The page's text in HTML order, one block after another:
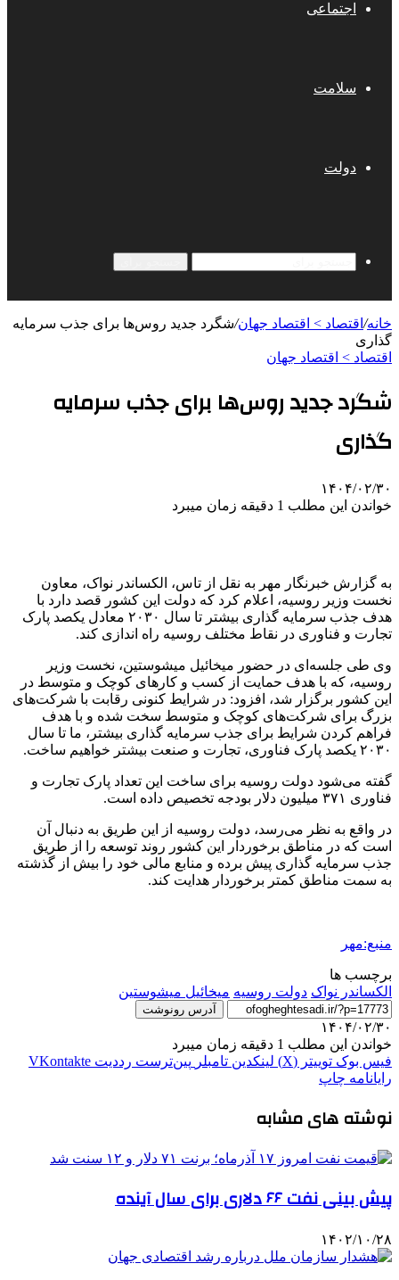
اجتماعی
سلامت
دولت
خانه/ اقتصاد > اقتصاد جهان/شگرد جدید روس‌ها برای جذب سرمایه
گذاری
اقتصاد > اقتصاد جهان
شگرد جدید روس‌ها برای جذب سرمایه
گذاری
۱۴۰۴/۰۲/۳۰
خواندن این مطلب 1 دقیقه زمان میبرد
به گزارش خبرنگار مهر به نقل از تاس، الکساندر نواک، معاون
نخست وزیر روسیه، اعلام کرد که دولت این کشور قصد دارد با
هدف جذب سرمایه گذاری بیشتر تا سال ۲۰۳۰ معادل یکصد پارک
تجارت و فناوری در نقاط مختلف روسیه راه اندازی کند.
وی طی جلسه‌ای در حضور میخائیل میشوستین، نخست وزیر
روسیه، که با هدف حمایت از کسب و کارهای کوچک و متوسط در
این کشور برگزار شد، افزود: در شرایط کنونی رقابت با شرکت‌های
بزرگ برای شرکت‌های کوچک و متوسط سخت شده و با هدف
فراهم کردن شرایط برای جذب سرمایه گذاری بیشتر، ما تا سال
۲۰۳۰ یکصد پارک فناوری، تجارت و صنعت بیشتر خواهیم ساخت.
گفته می‌شود دولت روسیه برای ساخت این تعداد پارک تجارت و
فناوری ۳۷۱ میلیون دلار بودجه تخصیص داده است.
در واقع به نظر می‌رسد، دولت روسیه از این طریق به دنبال آن
است که در مناطق برخوردار این کشور روند توسعه را از طریق
جذب سرمایه گذاری پیش برده و منابع مالی خود را بیش از گذشته
به سمت مناطق کمتر برخوردار هدایت کند.
منبع:مهر
برچسب ها
الکساندر نواک دولت روسیه میخائیل میشوستین
آدرس رونوشت
۱۴۰۴/۰۲/۳۰
خواندن این مطلب 1 دقیقه زمان میبرد
فیس بوک توییتر (X) لینکدین ‫تامبلر ‫پین‌ترست ‫رددیت ‫VKontakte
رایانامه چاپ
نوشته های مشابه
پیش بینی نفت ۶۶ دلاری برای سال آینده
۱۴۰۲/۱۰/۲۸